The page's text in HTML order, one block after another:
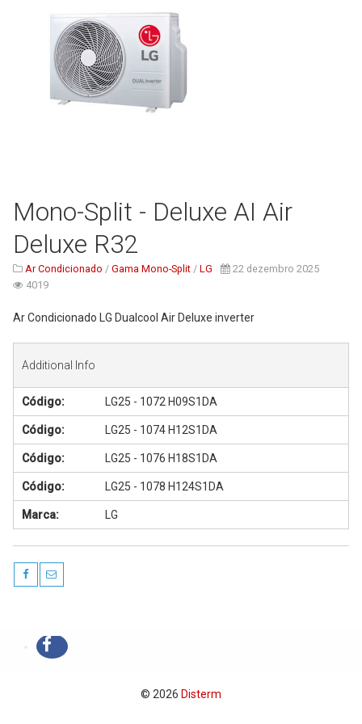
Serviços
Assistência Técnica
Centro de Formação
Gabinete de Engenharia
Contactos
Mono-Split - Deluxe AI Air
Deluxe R32
Ar Condicionado / Gama Mono-Split/ LG
22 dezembro 2025
4019
Ar Condicionado LG Dualcool Air Deluxe inverter
Additional Info
Código: LG25 - 1072 H09S1DA
Código: LG25 - 1074 H12S1DA
Código: LG25 - 1076 H18S1DA
Código: LG25 - 1078 H124S1DA
Marca: LG
© 2026 Disterm